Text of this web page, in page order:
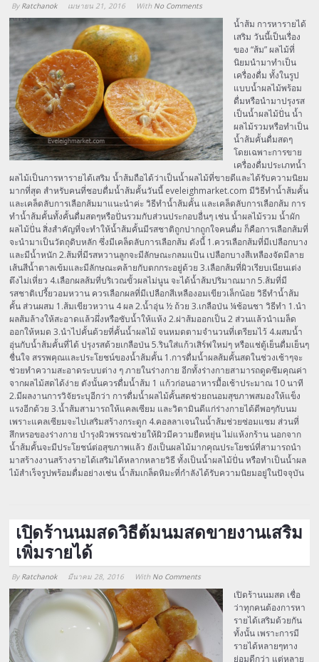
By Ratchanok เมษายน 21, 2016 With No Comments
Array
น้ำส้ม การหารายได้
เสริม วันนี้เป็นเรื่อง
ของ “ส้ม” ผลไม้ที่
นิยมนำมาทำเป็น
เครื่องดื่ม ทั้งในรูป
แบบน้ำผลไม้พร้อม
ดื่มหรือนำมาปรุงรส
เป็นน้ำผลไม้ปั่น น้ำ
ผลไม้รวมหรือทำเป็น
น้ำส้มคั้นดื่มสดๆ
โดยเฉพาะการขาย
เครื่องดื่มประเภทน้ำ
ผลไม้เป็นการหารายได้เสริม น้ำส้มถือได้ว่าเป็นน้ำผลไม้ที่ขายดีและได้รับความนิยม
มากที่สุด สำหรับคนที่ชอบดื่มน้ำส้มคั้นวันนี้ eveleighmarket.com มีวิธีทำน้ำส้มคั้น
และเคล็ดลับการเลือกส้มมาแนะนำค่ะ วิธีทำน้ำส้มคั้น และเคล็ดลับการเลือกส้ม การ
ทำน้ำส้มคั้นทั้งคั้นดื่มสดๆหรือปั่นรวมกับส่วนประกอบอื่นๆ เช่น น้ำผลไม้รวม น้ำผัก
ผลไม้ปั่น สิ่งสำคัญที่จะทำให้น้ำส้มคั้นมีรสชาติถูกปากถูกใจคนดื่ม ก็คือการเลือกส้มที่
จะนำมาเป็นวัตถุดิบหลัก ซึ่งมีเคล็ดลับการเลือกส้ม ดังนี้ 1.ควรเลือกส้มที่มีเปลือกบาง
และมีน้ำหนัก 2.ส้มที่มีรสหวานลูกจะมีลักษณะกลมแป้น เปลือกบางสีเหลืองจัดมีลาย
เส้นสีน้ำตาลเข้มและมีลักษณะคล้ายกับตกกระอยู่ด้วย 3.เลือกส้มที่ผิวเรียบเนียนเต่ง
ตึงไม่เหี่ยว 4.เลือกผลส้มที่บริเวณขั้วผลไม่นูน จะได้น้ำส้มปริมาณมาก 5.ส้มที่มี
รสชาติเปรี้ยวอมหวาน ควรเลือกผลที่มีเปลือกสีเหลืองอมเขียวเล็กน้อย วิธีทำน้ำส้ม
คั้น ส่วนผสม 1.ส้มเขียวหวาน 4 ผล 2.น้ำอุ่น ½ ถ้วย 3.เกลือป่น ¼ช้อนชา วิธีทำ 1.นำ
ผลส้มล้างให้สะอาดแล้วผึ่งหรือซับน้ำให้แห้ง 2.ผ่าส้มออกเป็น 2 ส่วนแล้วนำเมล็ด
ออกให้หมด 3.นำไปคั้นด้วยที่คั้นน้ำผลไม้ จนหมดตามจำนวนที่เตรียมไว้ 4.ผสมน้ำ
อุ่นกับน้ำส้มคั้นที่ได้ ปรุงรสด้วยเกลือป่น 5.รินใส่แก้วเสิร์ฟใหม่ๆ หรือแช่ตู้เย็นดื่มเย็นๆ
ชื่นใจ สรรพคุณและประโยชน์ของน้ำส้มคั้น 1.การดื่มน้ำผลส้มคั้นสดในช่วงเช้าๆจะ
ช่วยทำความสะอาดระบบต่าง ๆ ภายในร่างกาย อีกทั้งร่างกายสามารถดูดซึมคุณค่า
จากผลไม้สดได้ง่าย ดังนั้นควรดื่มน้ำส้ม 1 แก้วก่อนอาหารมื้อเช้าประมาณ 10 นาที
2.มีผลงานการวิจัยระบุอีกว่า การดื่มน้ำผลไม้คั้นสดช่วยถนอมสุขภาพสมองให้แข็ง
แรงอีกด้วย 3.น้ำส้มสามารถให้แคลเซียม และวิตามินดีแก่ร่างกายได้ดีพอๆกับนม
เพราะแคลเซียมจะไปเสริมสร้างกระดูก 4.คอลลาเจนในน้ำส้มช่วยซ่อมแซม ส่วนที่
สึกหรอของร่างกาย บำรุงผิวพรรณช่วยให้ผิวมีความยืดหยุ่น ไม่แห้งกร้าน นอกจาก
น้ำส้มคั้นจะมีประโยชน์ต่อสุขภาพแล้ว ยังเป็นผลไม้มากคุณประโยชน์ที่สามารถนำ
มาสร้างงานสร้างรายได้เสริมได้หลากหลายวิธี ทั้งเป็นน้ำผลไม้ปั่น หรือทำเป็นน้ำผล
ไม้สำเร็จรูปพร้อมดื่มอย่างเช่น น้ำส้มเกล็ดหิมะที่กำลังได้รับความนิยมอยู่ในปัจจุบัน
เปิดร้านนมสดวิธีต้มนมสดขายงานเสริม
เพิ่มรายได้
By Ratchanok มีนาคม 28, 2016 With No Comments
Array
เปิดร้านนมสด เชื่อ
ว่าทุกคนต้องการหา
รายได้เสริมด้วยกัน
ทั้งนั้น เพราะการมี
รายได้หลายๆทาง
ย่อมดีกว่า แต่หลาย